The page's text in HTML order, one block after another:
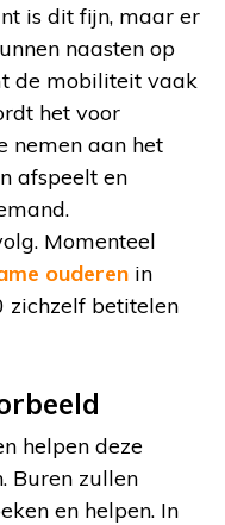
is dit fijn, maar er
naasten op
de mobiliteit vaak
het voor
nemen aan het
afspeelt en
Momenteel
ouderen in
zichzelf betitelen
helpen deze
Buren zullen
en helpen. In